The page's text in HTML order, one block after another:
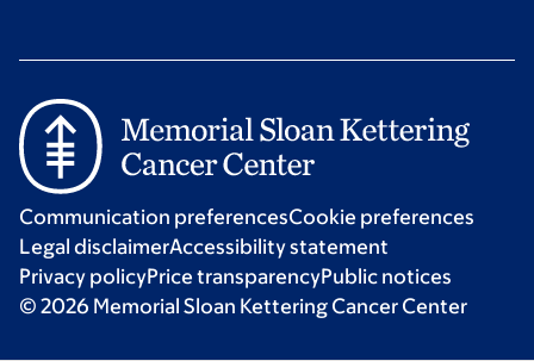
Communication preferencesCookie preferences
Legal disclaimerAccessibility statement
Privacy policyPrice transparencyPublic notices
© 2026 Memorial Sloan Kettering Cancer Center